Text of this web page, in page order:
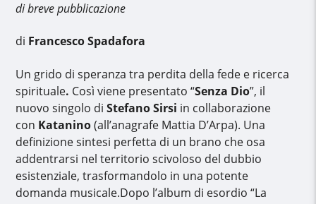
di breve pubblicazione
di Francesco Spadafora
Un grido di speranza tra perdita della fede e ricerca
spirituale. Così viene presentato “Senza Dio”, il
nuovo singolo diStefano Sirsi in collaborazione
con Katanino(all’anagrafe Mattia D’Arpa). Una
definizione sintesi perfetta di un brano che osa
addentrarsi nel territorio scivoloso del dubbio
esistenziale, trasformandolo in una potente
domanda musicale.Dopo l’album di esordio “La